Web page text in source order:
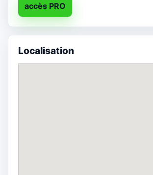
accès PRO
Localisation